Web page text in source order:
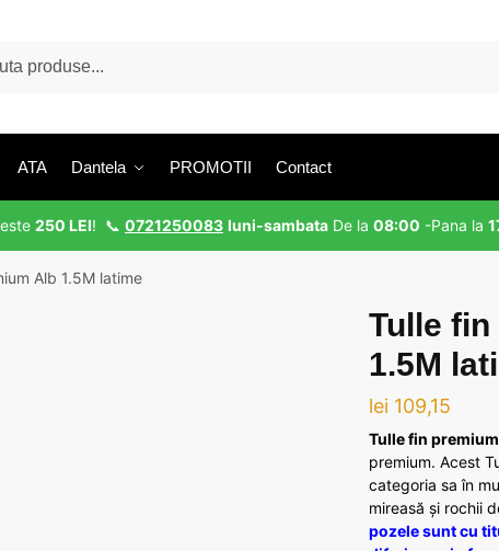
ATA Dantela PROMOTII Contact
250 LEI! 📞 0721250083 luni-sambata De la 08:00 -Pana la
Alb 1.5M latime
Tulle
1.5M
lei109,15
Tulle fin
premium. Acest
categoria sa în
mireasă și rochii
pozele sunt cu